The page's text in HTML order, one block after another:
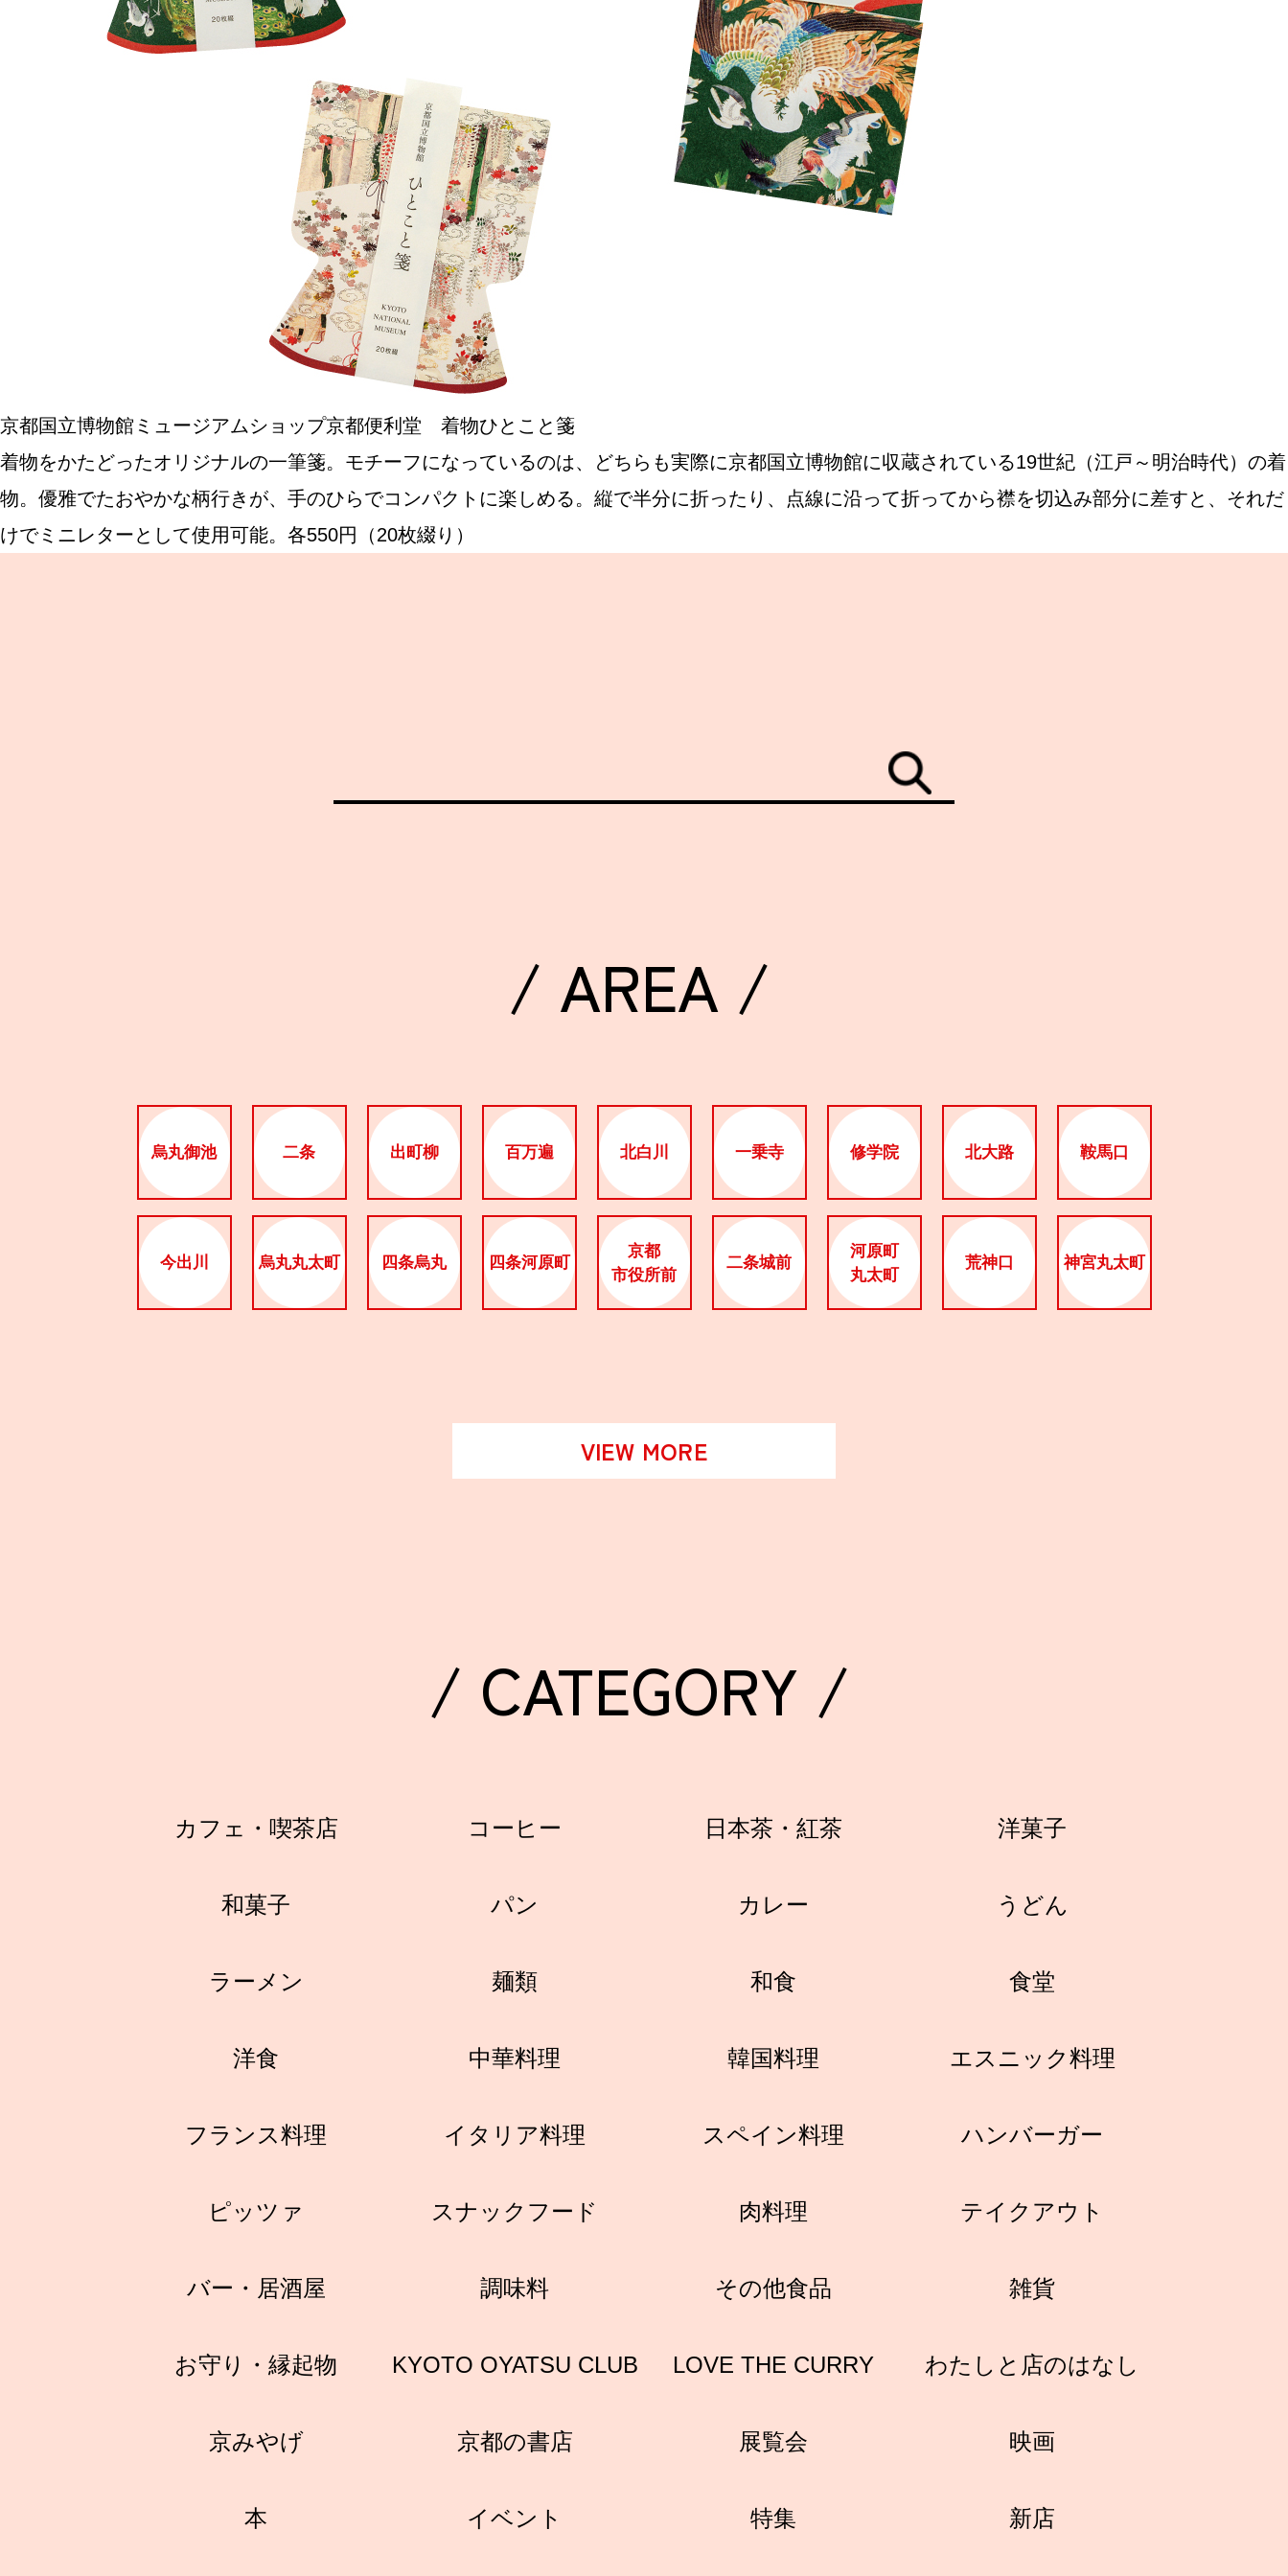
SPECIAL NEW OPEN
カレーが好き
京都おやつクラブ
私と店のはなし
今月の京みやげ
京都の書店
CULTURE
関西で開催。おすすめの展覧会
ABOUT US
京都国立博物館ミュージアムショップ京都便利堂 着物ひとこと箋
着物をかたどったオリジナルの一筆箋。モチーフになっているのは、どちらも実際に京都国立博物館に収蔵されている19世紀（江戸～明治時代）の着
物。優雅でたおやかな柄行きが、手のひらでコンパクトに楽しめる。縦で半分に折ったり、点線に沿って折ってから襟を切込み部分に差すと、それだ
けでミニレターとして使用可能。各550円（20枚綴り）
/ AREA /
烏丸御池 二条 出町柳 百万遍 北白川 一乗寺 修学院 北大路 鞍馬口
今出川 烏丸丸太町 四条烏丸 四条河原町
京都
市役所前
二条城前
河原町
丸太町
荒神口 神宮丸太町
VIEW MORE
/ CATEGORY /
カフェ・喫茶店 コーヒー 日本茶・紅茶 洋菓子
和菓子 パン カレー うどん
ラーメン 麺類 和食 食堂
洋食 中華料理 韓国料理 エスニック料理
フランス料理 イタリア料理 スペイン料理 ハンバーガー
ピッツァ スナックフード 肉料理 テイクアウト
バー・居酒屋 調味料 その他食品 雑貨
お守り・縁起物 KYOTO OYATSU CLUB LOVE THE CURRY わたしと店のはなし
京みやげ 京都の書店 展覧会 映画
本 イベント 特集 新店